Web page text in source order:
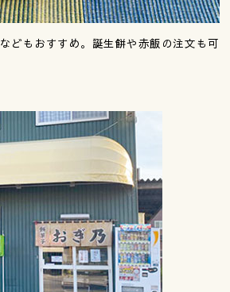
どもおすすめ。誕生餅や赤飯の注文も可